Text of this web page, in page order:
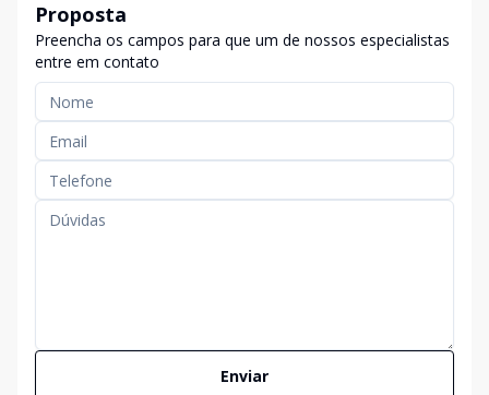
Proposta
Preencha os campos para que um de nossos especialistas
entre em contato
Enviar